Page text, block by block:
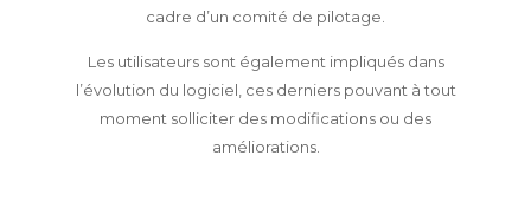
cadre d’un comité de pilotage.
Les utilisateurs sont également impliqués dans
l’évolution du logiciel, ces derniers pouvant à tout
moment solliciter des modifications ou des
améliorations.